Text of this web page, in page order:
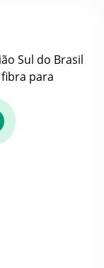
Sul do Brasil
para